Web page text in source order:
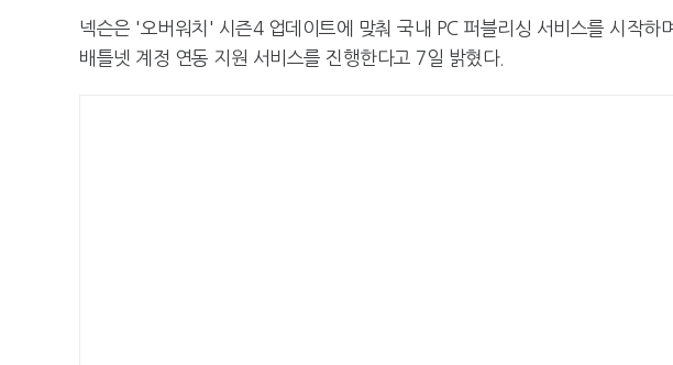
넥슨은 '오버워치' 시즌4 업데이트에 맞춰 국내 PC 퍼블리싱 서비스를 시작하
배틀넷 계정 연동 지원 서비스를 진행한다고 7일 밝혔다.